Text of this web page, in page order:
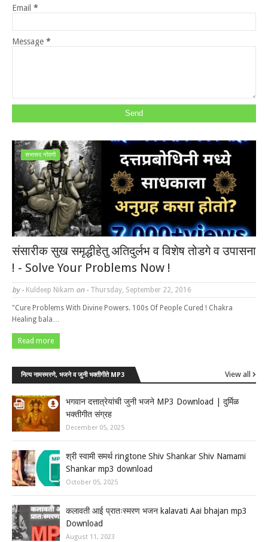
Email *
Message *
सभासद नोंदणी
संसारीक सुख समृद्धीहेतु अतिदुर्लभ व विशेष तोडगे व उपासना
! - Solve Your Problems Now !
by - Kuldeep Nikam on - Thursday, September 22, 2016
"Cure Problems With Divine Powers. 100s Of People Cured ! Chakra
Healing bala…
Read more
नित्य नामस्मरणे, भजने व जुनी भक्तीगीते MP3 View all
भगवान दत्तात्रेयांची जुनी भजने MP3 Download | दुर्मिळ
भक्तीगीत संग्रह
December 05, 2025
श्री स्वामी समर्थ ringtone Shiv Shankar Shiv Namami
Shankar mp3 download
October 05, 2025
कलावती आई प्रातःस्मरण भजन kalavati Aai bhajan mp3
Download
August 11, 2023